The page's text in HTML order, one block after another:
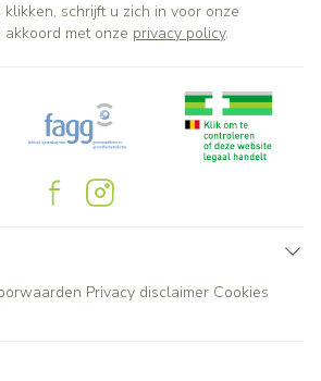
schrijft u zich in voor onze
met onze privacy policy.
Privacy disclaimer Cookies